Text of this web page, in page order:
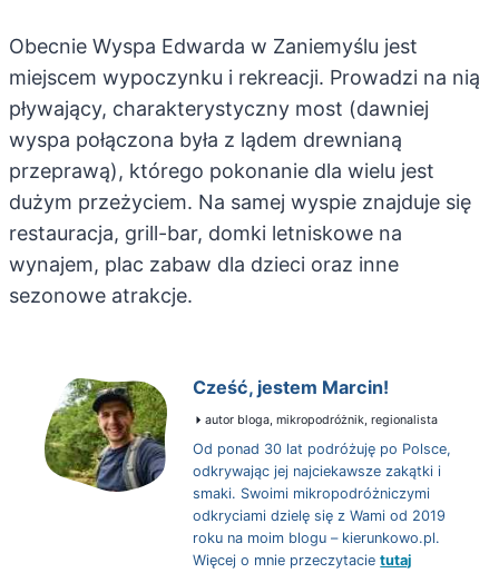
Obecnie Wyspa Edwarda w Zaniemyślu jest
miejscem wypoczynku i rekreacji. Prowadzi na nią
pływający, charakterystyczny most (dawniej
wyspa połączona była z lądem drewnianą
przeprawą), którego pokonanie dla wielu jest
dużym przeżyciem. Na samej wyspie znajduje się
restauracja, grill-bar, domki letniskowe na
wynajem, plac zabaw dla dzieci oraz inne
sezonowe atrakcje.
Cześć, jestem Marcin!
autor bloga, mikropodróżnik, regionalista
Od ponad 30 lat podróżuję po Polsce,
odkrywając jej najciekawsze zakątki i
smaki. Swoimi mikropodróżniczymi
odkryciami dzielę się z Wami od 2019
roku na moim blogu – kierunkowo.pl.
Więcej o mnie przeczytacietutaj